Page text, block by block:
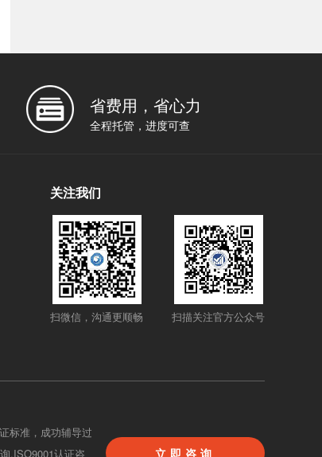
省费用，省心力
全程托管，进度可查
关注我们
扫微信，沟通更顺畅 扫描关注官方公众号
立即咨询
标准，成功辅导过
,ISO9001认证咨